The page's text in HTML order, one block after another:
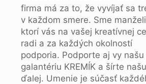
firma má za to, že vyvíjať sa
v každom smere. Sme
ktorí vás na vašej kreatívnej
radi a za každých okolností
podporia. Podporte aj vy našu
galantériu KREMÍK a šírte
ďalej. Umenie je súčasť